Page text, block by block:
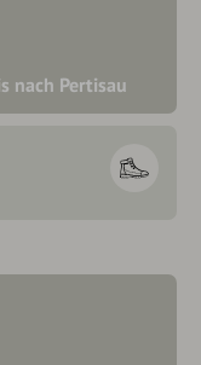
nach Pertisau